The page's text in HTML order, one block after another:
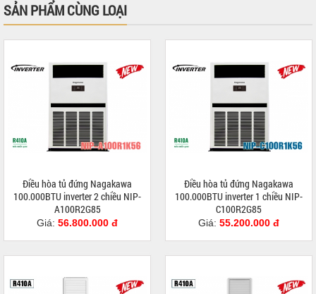
SẢN PHẨM CÙNG LOẠI
Điều hòa tủ đứng Nagakawa
100.000BTU inverter 2 chiều NIP-
A100R2G85
Giá: 56.800.000 đ
Điều hòa tủ đứng Nagakawa
100.000BTU inverter 1 chiều NIP-
C100R2G85
Giá: 55.200.000 đ